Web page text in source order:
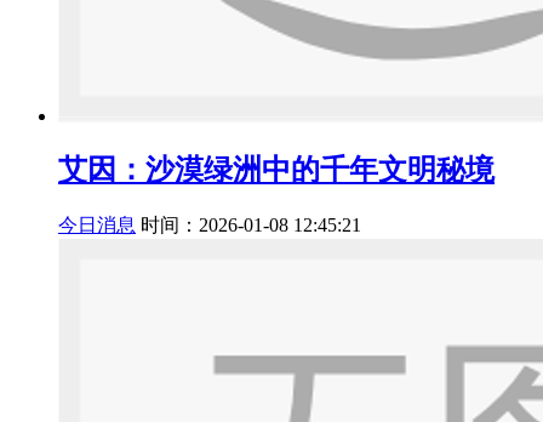
艾因：沙漠绿洲中的千年文明秘境
今日消息 时间：2026-01-08 12:45:21